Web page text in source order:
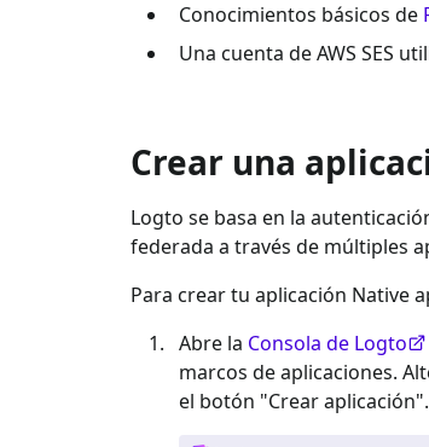
Conocimientos básicos de
Una cuenta deAWS SES
Crear una
Logto se basa en la
federada a través de múltiples
Para crear tu aplicación Native
Abre la Consola de Logto
marcos de aplicaciones.
el botón "Crear aplicación".